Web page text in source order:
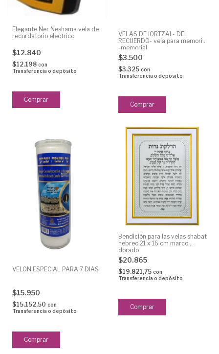
Elegante Ner Neshama vela de
recordatorio electrico
$12.840
$12.198 con
Transferencia o depósito
VELAS DE IORTZAI - DEL
RECUERDO- vela para memoria
-memorial
$3.500
$3.325 con
Transferencia o depósito
VELON ESPECIAL PARA 7 DIAS
$15.950
$15.152,50 con
Transferencia o depósito
Bendición para las velas shabat
hebreo 21 x 16 cm marco
dorado
$20.865
$19.821,75 con
Transferencia o depósito